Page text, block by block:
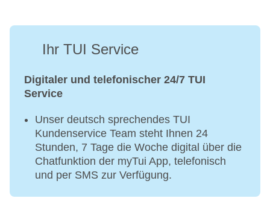
Ihr TUI Service
Digitaler und telefonischer 24/7 TUI
Service
Unser deutsch sprechendes TUI
Kundenservice Team steht Ihnen 24
Stunden, 7 Tage die Woche digital über die
Chatfunktion der myTui App, telefonisch
und per SMS zur Verfügung.